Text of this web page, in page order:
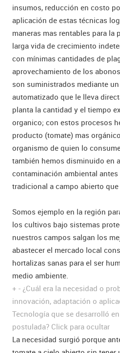
insumos, reducción en costo
aplicación de estas técnicas
maneras mas rentables para la
larga vida de crecimiento
con mínimas cantidades de
aprovechamiento de los
son suministrados mediante
automatizado que le lleva
planta la cantidad y el tiempo
organico; con estos procesos
producto (tomate) mas
organismo de quien lo
también hemos disminuido en
contaminación ambiental
tradicional a campo abierto
Somos ejemplo en la región
los cultivos bajo sistemas
nuestros campos salgan los
abastecer el mercado local
hortalizas sanas para el ser
medio ambiente.
+ - ¿Cuál era la necesidad o
innovación, adaptación o
Tecnología que se desarrolló
postulada? Click para ocultar
La necesidad surgió porque